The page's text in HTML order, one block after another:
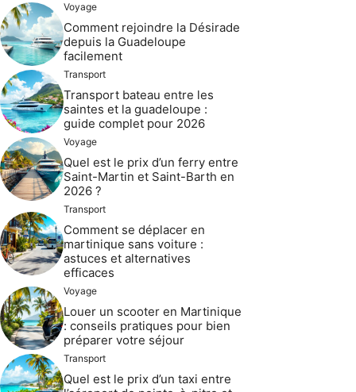
Voyage
Comment rejoindre la Désirade
depuis la Guadeloupe
facilement
Transport
Transport bateau entre les
saintes et la guadeloupe :
guide complet pour 2026
Voyage
Quel est le prix d’un ferry entre
Saint-Martin et Saint-Barth en
2026 ?
Transport
Comment se déplacer en
martinique sans voiture :
astuces et alternatives
efficaces
Voyage
Louer un scooter en Martinique
: conseils pratiques pour bien
préparer votre séjour
Transport
Quel est le prix d’un taxi entre